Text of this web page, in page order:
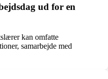
ud for en
kan omfatte
samarbejde med